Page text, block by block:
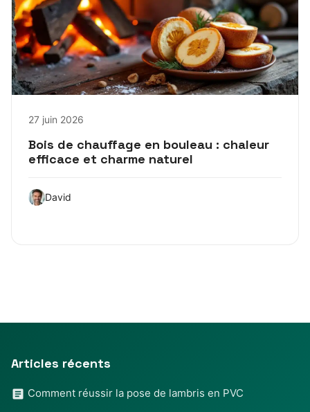
27 juin 2026
Bois de chauffage en bouleau : chaleur
efficace et charme naturel
David
Articles récents
Comment réussir la pose de lambris en PVC